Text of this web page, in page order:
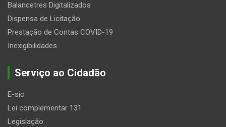
Balancetres Digitalizados
Dispensa de Licitação
Prestação de Contas COVID-19
Inexigibilidades
Serviço ao Cidadão
E-sic
Lei complementar 131
Legislação